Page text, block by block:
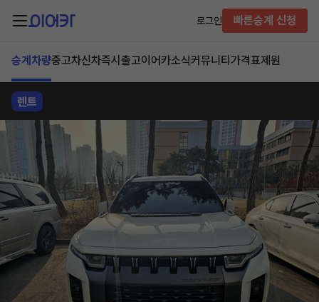
로그인 빠른승계 신청
승계차량중고차신차즉시출고이어카소식커뮤니티 가격표제원
렌트